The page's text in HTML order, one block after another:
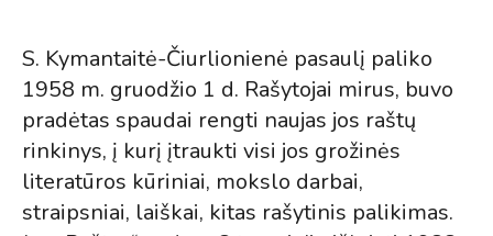
S. Kymantaitė-Čiurlionienė pasaulį paliko
1958 m. gruodžio 1 d. Rašytojai mirus, buvo
pradėtas spaudai rengti naujas jos raštų
rinkinys, į kurį įtraukti visi jos grožinės
literatūros kūriniai, mokslo darbai,
straipsniai, laiškai, kitas rašytinis palikimas.